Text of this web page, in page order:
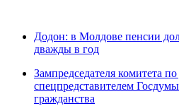
Додон: в Молдове пенсии
дважды в год
Зампредседателя комитета
спецпредставителем
гражданства